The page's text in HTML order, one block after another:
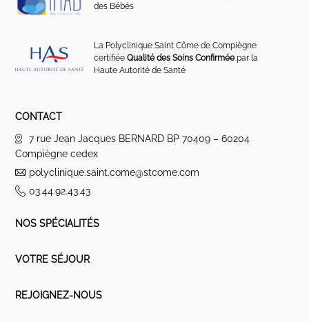
des Bébés
La Polyclinique Saint Côme de Compiègne
certifiéeQualité des Soins Confirméepar la
Haute Autorité de Santé
CONTACT
7 rue Jean Jacques BERNARD BP 70409 – 60204
Compiègne cedex
polyclinique.saint.come@stcome.com
03.44.92.43.43
NOS SPÉCIALITÉS
VOTRE SÉJOUR
REJOIGNEZ-NOUS